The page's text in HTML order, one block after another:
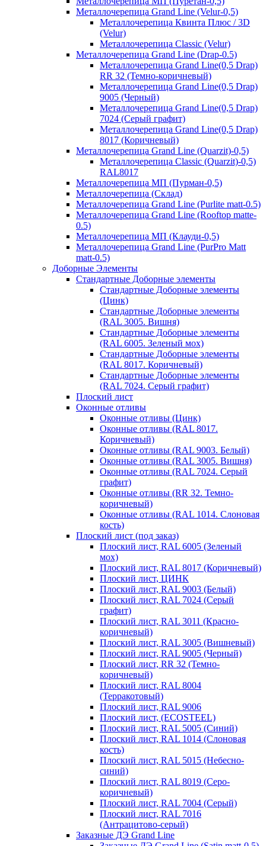
Металлочерепица Grand Line (Velur-0,5)
Металлочерепица Квинта Плюс / 3D
(Velur)
Металлочерепица Classic (Velur)
Металлочерепица Grand Line (Drap-0.5)
Металлочерепица Grand Line(0,5 Drap)
RR 32 (Темно-коричневый)
Металлочерепица Grand Line(0,5 Drap)
9005 (Черный)
Металлочерепица Grand Line(0,5 Drap)
7024 (Серый графит)
Металлочерепица Grand Line(0,5 Drap)
8017 (Коричневый)
Металлочерепица Grand Line (Quarzit)-0,5)
Металлочерепица Classic (Quarzit)-0,5)
RAL8017
Металлочерепица МП (Пурман-0,5)
Металлочерепица (Склад)
Металлочерепица Grand Line (Purlite matt-0.5)
Металлочерепица Grand Line (Rooftop matte-
0.5)
Металлочерепица МП (Клауди-0,5)
Металлочерепица Grand Line (PurPro Matt
matt-0.5)
Доборные Элементы
Стандартные Доборные элементы
Стандартные Доборные элементы
(Цинк)
Стандартные Доборные элементы
(RAL 3005. Вишня)
Стандартные Доборные элементы
(RAL 6005. Зеленый мох)
Стандартные Доборные элементы
(RAL 8017. Коричневый)
Стандартные Доборные элементы
(RAL 7024. Серый графит)
Плоский лист
Оконные отливы
Оконные отливы (Цинк)
Оконные отливы (RAL 8017.
Коричневый)
Оконные отливы (RAL 9003. Белый)
Оконные отливы (RAL 3005. Вишня)
Оконные отливы (RAL 7024. Серый
графит)
Оконные отливы (RR 32. Темно-
коричневый)
Оконные отливы (RAL 1014. Слоновая
кость)
Плоский лист (под заказ)
Плоский лист, RAL 6005 (Зеленый
мох)
Плоский лист, RAL 8017 (Коричневый)
Плоский лист, ЦИНК
Плоский лист, RAL 9003 (Белый)
Плоский лист, RAL 7024 (Серый
графит)
Плоский лист, RAL 3011 (Красно-
коричневый)
Плоский лист, RAL 3005 (Вишневый)
Плоский лист, RAL 9005 (Черный)
Плоский лист, RR 32 (Темно-
коричневый)
Плоский лист, RAL 8004
(Терракотовый)
Плоский лист, RAL 9006
Плоский лист, (ECOSTEEL)
Плоский лист, RAL 5005 (Синий)
Плоский лист, RAL 1014 (Слоновая
кость)
Плоский лист, RAL 5015 (Небесно-
синий)
Плоский лист, RAL 8019 (Серо-
коричневый)
Плоский лист, RAL 7004 (Серый)
Плоский лист, RAL 7016
(Антрацитово-серый)
Заказные ДЭ Grand Line